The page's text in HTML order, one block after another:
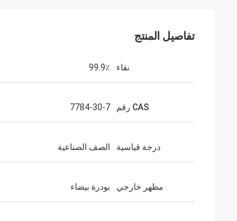
تفاصيل المنتج
نقاء 99.9٪
CAS رقم 7784-30-7
درجة قياسية الصف الصناعية
مظهر خارجي بودرة بيضاء